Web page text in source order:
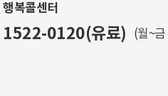
행복콜센터
1522-0120(유료) (월~